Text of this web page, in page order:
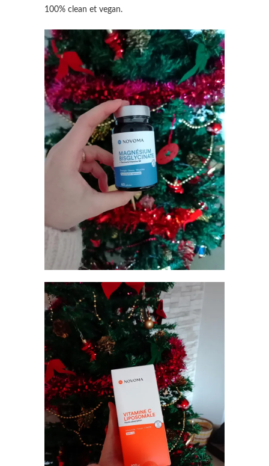
100% clean et vegan.